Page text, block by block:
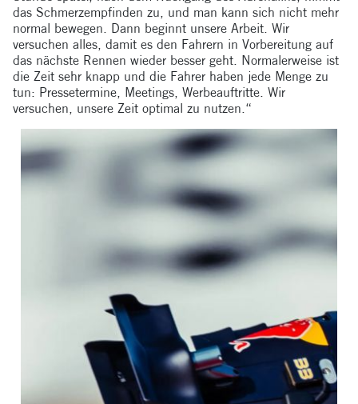
das Schmerzempfinden zu, und man kann sich nicht mehr
normal bewegen. Dann beginnt unsere Arbeit. Wir
versuchen alles, damit es den Fahrern in Vorbereitung auf
das nächste Rennen wieder besser geht. Normalerweise ist
die Zeit sehr knapp und die Fahrer haben jede Menge zu
tun: Pressetermine, Meetings, Werbeauftritte. Wir
versuchen, unsere Zeit optimal zu nutzen.“